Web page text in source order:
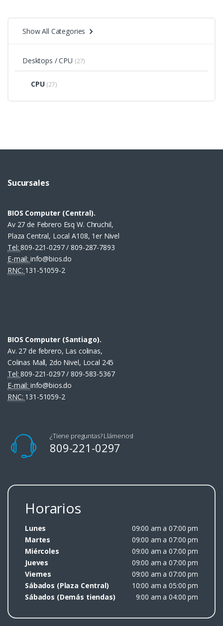
Show All Categories
Desktops / CPU (27)
CPU (27)
Sucursales
BIOS Computer (Central).
Av 27 de Febrero Esq W. Chruchil,
Plaza Central, Local A108, 1er Nivel
Tel:809-221-0297 / 809-287-7893
E-mail: info@bios.do
RNC: 131-51059-2
BIOS Computer (Santiago).
Av. 27 de febrero, Las colinas,
Colinas Mall, 2do Nivel, Local 245
Tel:809-221-0297 / 809-583-5367
E-mail: info@bios.do
RNC: 131-51059-2
¿Tiene preguntas? Llámenos!
809-221-0297
Horarios
Lunes
09:00 am a 07:00 pm
Martes
09:00 am a 07:00 pm
Miércoles
09:00 am a 07:00 pm
Jueves
09:00 am a 07:00 pm
Viernes
09:00 am a 07:00 pm
Sábados (Plaza Central)
10:00 am a 05:00 pm
Sábados (Demás tiendas)
9:00 am a 04:00 pm